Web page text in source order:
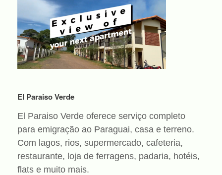
El Paraiso Verde
El Paraiso Verde oferece serviço completo
para emigração ao Paraguai, casa e terreno.
Com lagos, rios, supermercado, cafeteria,
restaurante, loja de ferragens, padaria, hotéis,
flats e muito mais.